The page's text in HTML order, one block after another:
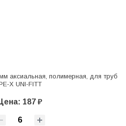
аксиальная, полимерная, для труб
X UNI-FITT
187 ₽